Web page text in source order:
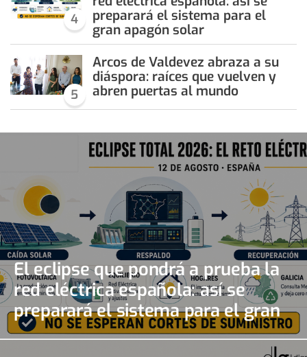
4
preparará el sistema para el
gran apagón solar
5
Arcos de Valdevez abraza a su
diáspora: raíces que vuelven y
abren puertas al mundo
El eclipse que pondrá a prueba la
red eléctrica española: así se
preparará el sistema para el gran
apagón solar